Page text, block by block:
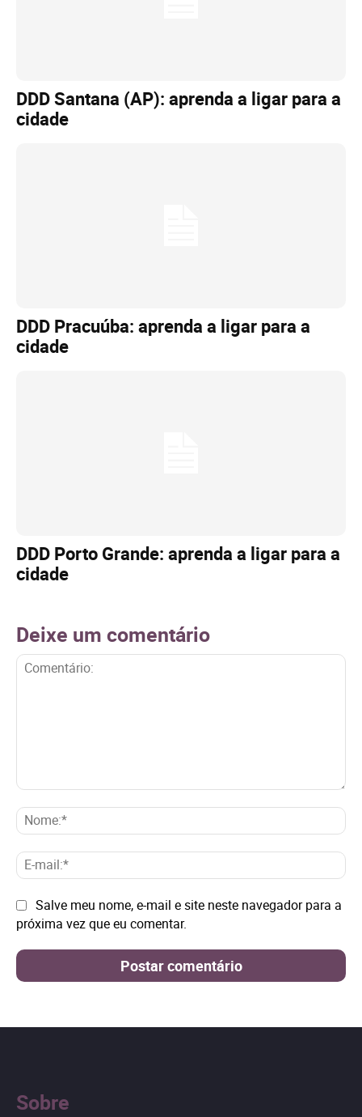
DDD Santana (AP): aprenda a ligar para a
cidade
DDD Pracuúba: aprenda a ligar para a
cidade
DDD Porto Grande: aprenda a ligar para a
cidade
Deixe um comentário
E-
Site: Salve meu nome, e-mail e site neste navegador para a
próxima vez que eu comentar.
Sobre